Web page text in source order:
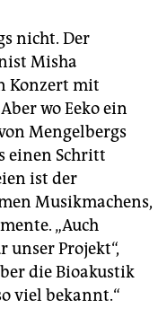
nicht. Der
Misha
Konzert mit
wo Eeko ein
Mengelbergs
einen Schritt
ist der
Musikmachens,
„Auch
unser Projekt“,
die Bioakustik
viel bekannt.“